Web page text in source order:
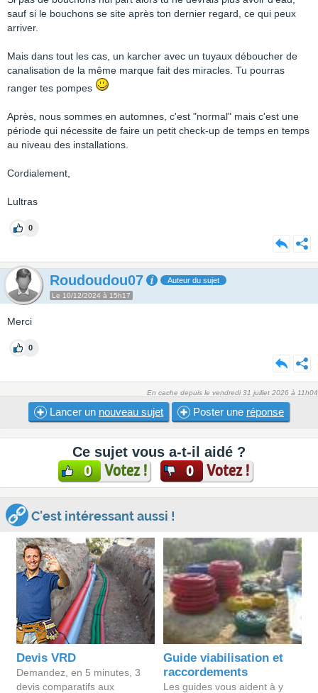
sauf si le bouchons se site après ton dernier regard, ce qui peux
arriver.
Mais dans tout les cas, un karcher avec un tuyaux déboucher de
canalisation de la même marque fait des miracles. Tu pourras
ranger tes pompes
Après, nous sommes en automnes, c'est "normal" mais c'est une
période qui nécessite de faire un petit check-up de temps en temps
au niveau des installations.
Cordialement,
Lultras
0
Roudoudou07 Auteur du sujet
Le 10/12/2024 à 15h17
Merci
0
En cache depuis le vendredi 31 juillet 2026 à 11h04
Lancer un nouveau sujet Poster une réponse
Ce sujet vous a-t-il aidé ?
0 Votez ! 0 Votez !
C'est intéressant aussi !
Devis VRD
Demandez, en 5 minutes, 3
devis comparatifs aux
Guide viabilisation et
raccordements
Les guides vous aident à y